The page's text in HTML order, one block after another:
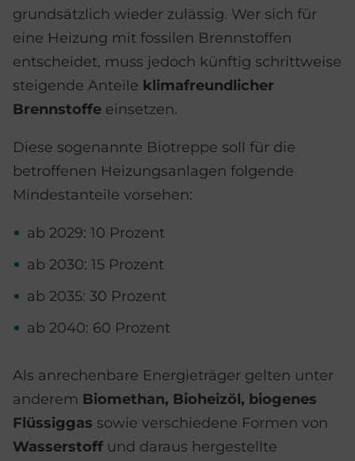
grundsätzlich wieder zulässig. Wer sich für
eine Heizung mit fossilen Brennstoffen
entscheidet, muss jedoch künftig schrittweise
steigende Anteile klimafreundlicher
Brennstoffe einsetzen.
Diese sogenannte Biotreppe soll für die
betroffenen Heizungsanlagen folgende
Mindestanteile vorsehen:
ab 2029: 10 Prozent
ab 2030: 15 Prozent
ab 2035: 30 Prozent
ab 2040: 60 Prozent
Als anrechenbare Energieträger gelten unter
anderem Biomethan, Bioheizöl, biogenes
Flüssiggas sowie verschiedene Formen von
Wasserstoff und daraus hergestellte